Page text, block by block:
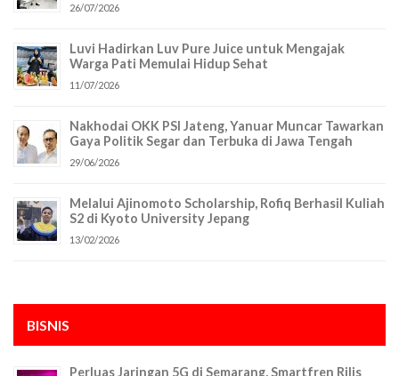
26/07/2026
Luvi Hadirkan Luv Pure Juice untuk Mengajak
Warga Pati Memulai Hidup Sehat
11/07/2026
Nakhodai OKK PSI Jateng, Yanuar Muncar Tawarkan
Gaya Politik Segar dan Terbuka di Jawa Tengah
29/06/2026
Melalui Ajinomoto Scholarship, Rofiq Berhasil Kuliah
S2 di Kyoto University Jepang
13/02/2026
BISNIS
Perluas Jaringan 5G di Semarang, Smartfren Rilis